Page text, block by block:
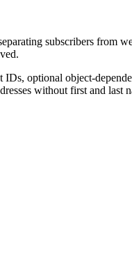
subscribers from
optional object-
without first and last